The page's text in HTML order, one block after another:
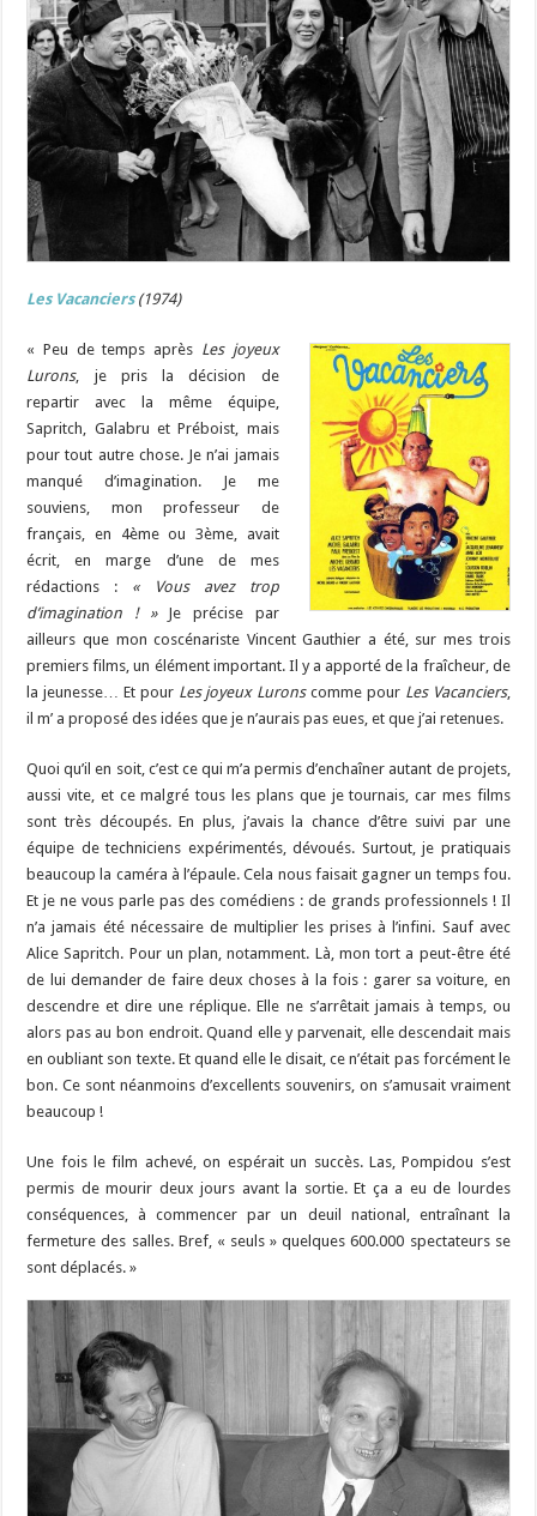
Les Vacanciers (1974)
« Peu de temps après Les joyeux
Lurons, je pris la décision de
repartir avec la même équipe,
Sapritch, Galabru et Préboist, mais
pour tout autre chose. Je n’ai jamais
manqué d’imagination. Je me
souviens, mon professeur de
français, en 4ème ou 3ème, avait
écrit, en marge d’une de mes
rédactions : « Vous avez trop
d’imagination ! »Je précise par
ailleurs que mon coscénariste Vincent Gauthier a été, sur mes trois
premiers films, un élément important. Il y a apporté de la fraîcheur, de
la jeunesse… Et pour Les joyeux Luronscomme pour Les Vacanciers,
il m’ a proposé des idées que je n’aurais pas eues, et que j’ai retenues.
Quoi qu’il en soit, c’est ce qui m’a permis d’enchaîner autant de projets,
aussi vite, et ce malgré tous les plans que je tournais, car mes films
sont très découpés. En plus, j’avais la chance d’être suivi par une
équipe de techniciens expérimentés, dévoués. Surtout, je pratiquais
beaucoup la caméra à l’épaule. Cela nous faisait gagner un temps fou.
Et je ne vous parle pas des comédiens : de grands professionnels ! Il
n’a jamais été nécessaire de multiplier les prises à l’infini. Sauf avec
Alice Sapritch. Pour un plan, notamment. Là, mon tort a peut-être été
de lui demander de faire deux choses à la fois : garer sa voiture, en
descendre et dire une réplique. Elle ne s’arrêtait jamais à temps, ou
alors pas au bon endroit. Quand elle y parvenait, elle descendait mais
en oubliant son texte. Et quand elle le disait, ce n’était pas forcément le
bon. Ce sont néanmoins d’excellents souvenirs, on s’amusait vraiment
beaucoup !
Une fois le film achevé, on espérait un succès. Las, Pompidou s’est
permis de mourir deux jours avant la sortie. Et ça a eu de lourdes
conséquences, à commencer par un deuil national, entraînant la
fermeture des salles. Bref, « seuls » quelques 600.000 spectateurs se
sont déplacés. »